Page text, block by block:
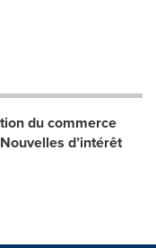
du commerce
d’intérêt